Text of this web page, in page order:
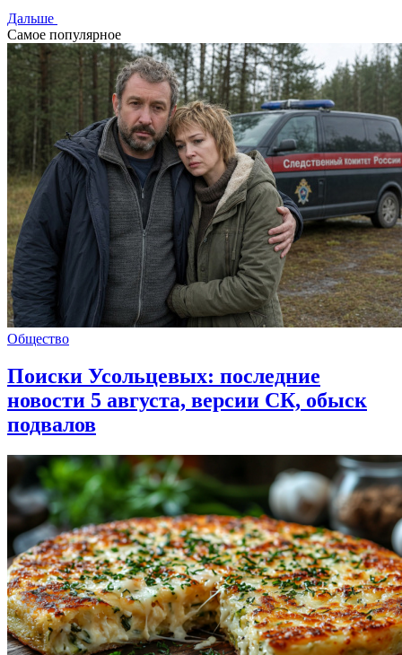
Дальше
Самое популярное
Общество
Поиски Усольцевых: последние
новости 5 августа, версии СК, обыск
подвалов